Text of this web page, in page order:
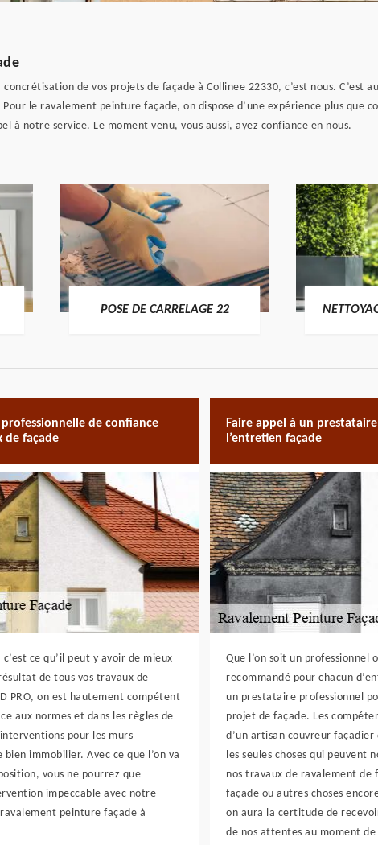
de vos projets de façade à Collinee 22330, c’est nous. C’est
le ravalement peinture façade, on dispose d’une expérience plus que
notre service. Le moment venu, vous aussi, ayez confiance en nous.
POSE DE CARRELAGE 22
de confiance
de façade
ce qu’il peut y avoir de mieux
de tous vos travaux de
PRO, on est hautement compétent
aux normes et dans les règles de
pour les murs
immobilier. Avec ce que l’on va
vous ne pourrez que
impeccable avec notre
peinture façade à
Faire appel à un
l’entretien façade
Que l’on soit un professionnel
recommandé pour chacun
un prestataire professionnel
projet de façade. Les
d’un artisan couvreur
les seules choses qui peuvent
nos travaux de ravalement de
façade ou autres choses
on aura la certitude de
de nos attentes au moment